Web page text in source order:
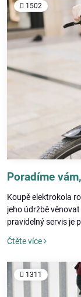
1502
Poradíme
Koupě elektrokola
jeho údržbě
pravidelný servis je
jednotlivé části
Čtěte více
1311